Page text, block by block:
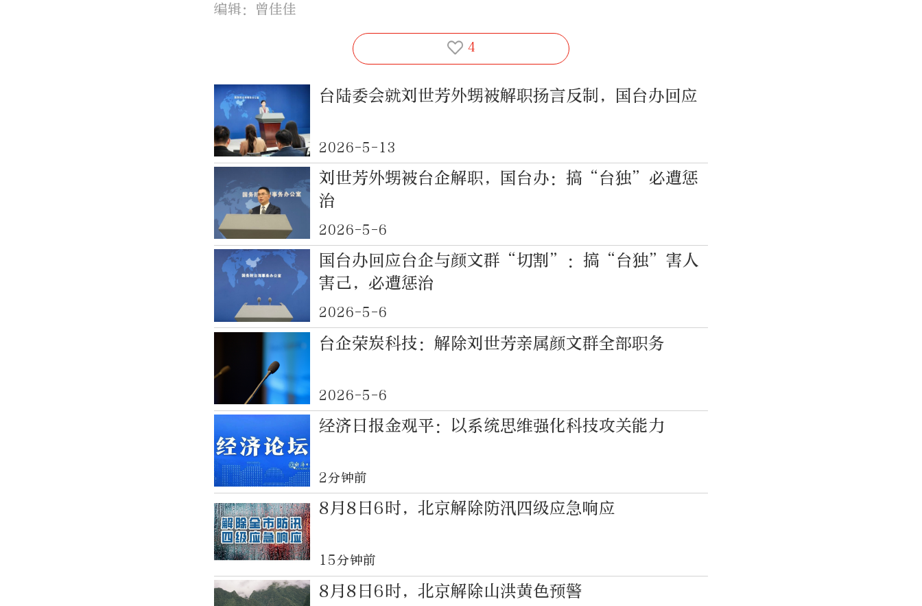
编辑：曾佳佳
4
台陆委会就刘世芳外甥被解职扬言反制，国台办回应
2026-5-13
刘世芳外甥被台企解职，国台办：搞“台独”必遭惩
治
2026-5-6
国台办回应台企与颜文群“切割”：搞“台独”害人
害己，必遭惩治
2026-5-6
台企荣炭科技：解除刘世芳亲属颜文群全部职务
2026-5-6
经济日报金观平：以系统思维强化科技攻关能力
2分钟前
8月8日6时，北京解除防汛四级应急响应
15分钟前
8月8日6时，北京解除山洪黄色预警